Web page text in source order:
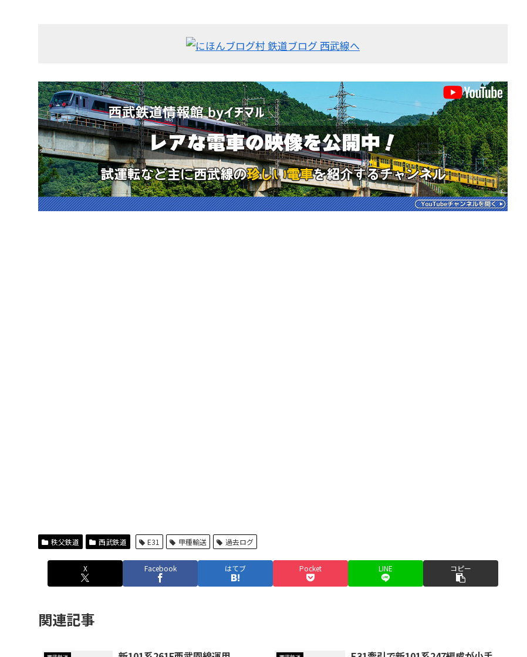
秩父鉄道 西武鉄道 E31 甲種輸送 過去ログ
X Facebook はてブ Pocket LINE コピー
関連記事